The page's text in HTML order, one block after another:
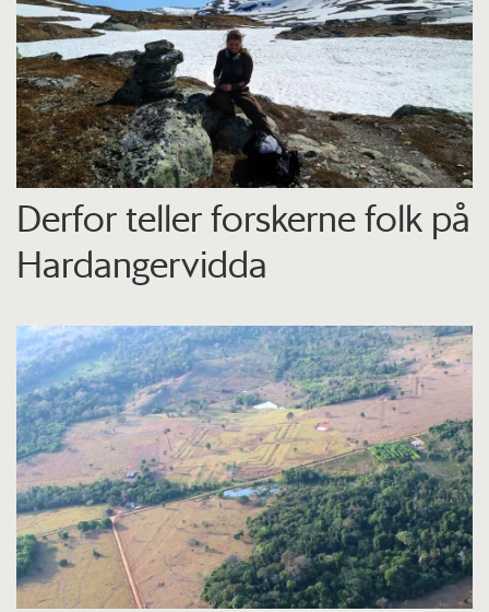
Derfor teller forskerne folk på
Hardangervidda